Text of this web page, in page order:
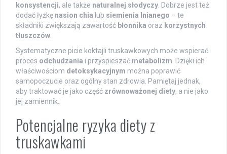
konsystencji, ale także naturalnej słodyczy. Dobrze jest też
dodać łyżkę nasion chia lub siemienia lnianego – te
składniki zwiększają zawartość błonnika oraz korzystnych
tłuszczów.
Systematyczne picie koktajli truskawkowych może wspierać
proces odchudzania i przyspieszać metabolizm. Dzięki ich
właściwościom detoksykacyjnym można poprawić
samopoczucie oraz ogólny stan zdrowia. Pamiętaj jednak,
aby traktować je jako część zrównoważonej diety, a nie jako
jej zamiennik.
Potencjalne ryzyka diety z
truskawkami